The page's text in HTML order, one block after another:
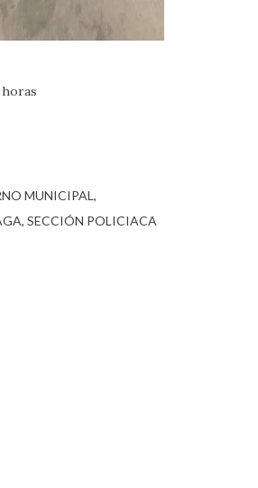
MUNICIPAL
SECCIÓN POLICIACA